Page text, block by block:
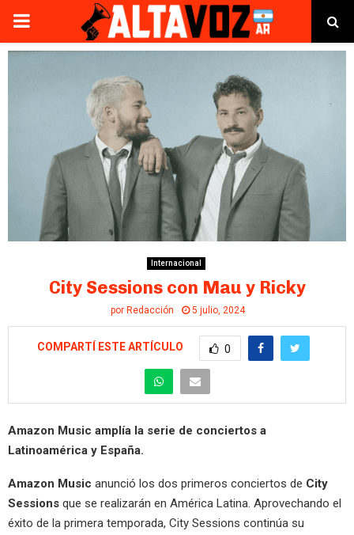
PRIMARY
Internacional
City Sessions con Mau y Ricky
por Redacción 5 julio, 2024
COMPARTÍ ESTE ARTÍCULO 0
Amazon Music amplía la serie de conciertos a
Latinoamérica y España.
Amazon Music anunció los dos primeros conciertos de City
Sessions que se realizarán en América Latina. Aprovechando el
éxito de la primera temporada, City Sessions continúa su